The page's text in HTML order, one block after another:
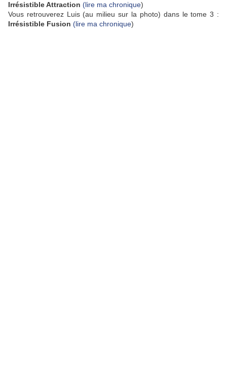
Irrésistible Attraction (lire ma chronique)
Vous retrouverez Luis (au milieu sur la photo) dans le tome 3 :
Irrésistible Fusion (lire ma chronique)